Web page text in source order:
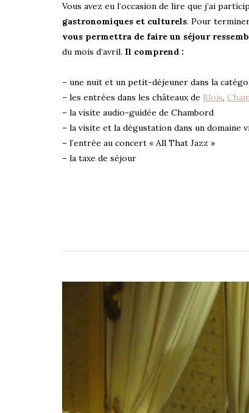
Vous avez eu l’occasion de lire que j’ai
gastronomiques et culturels. Pour
vous permettra de faire un séjour
du mois d’avril. Il comprend :
– une nuit et un petit-déjeuner dans la
– les entrées dans les châteaux de Blois,
– la visite audio-guidée de Chambord
– la visite et la dégustation dans un domaine
– l’entrée au concert « All That Jazz »
– la taxe de séjour